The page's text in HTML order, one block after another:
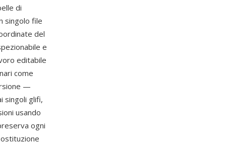
di
singolo file
del
e
editabile
come
—
singoli glifi,
usando
ogni